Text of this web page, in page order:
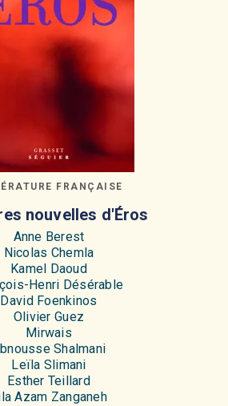
FRANÇAISE
nouvelles d'Éros
Anne Berest
Nicolas Chemla
Kamel Daoud
Henri Désérable
David Foenkinos
Olivier Guez
Mirwais
Shalmani
Leïla Slimani
Esther Teillard
Azam Zanganeh